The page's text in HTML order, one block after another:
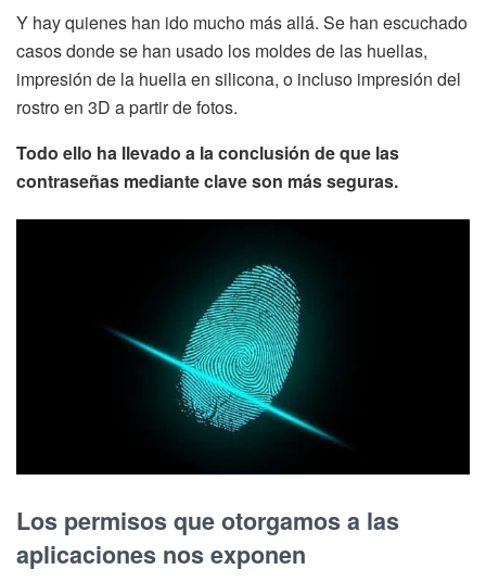
Y hay quienes han ido mucho más allá. Se han escuchado
casos donde se han usado los moldes de las huellas,
impresión de la huella en silicona, o incluso impresión del
rostro en 3D a partir de fotos.
Todo ello ha llevado a la conclusión de que las
contraseñas mediante clave son más seguras.
Los permisos que otorgamos a las
aplicaciones nos exponen